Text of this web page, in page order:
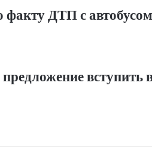
факту ДТП с
вступить